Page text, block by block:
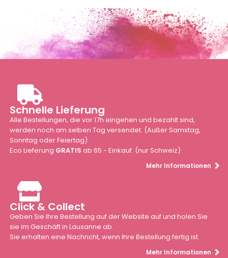
Schnelle Lieferung
Alle Bestellungen, die vor 17h eingehen und bezahlt sind,
werden noch am selben Tag versendet. (Außer Samstag,
Sonntag oder Feiertag)
Eco Lieferung GRATIS ab 65.- Einkauf. (nur Schweiz)
Mehr Informationen
Click & Collect
Geben Sie Ihre Bestellung auf der Website auf und holen Sie
sie im Geschäft in Lausanne ab.
Sie erhalten eine Nachricht, wenn Ihre Bestellung fertig ist.
Mehr Informationen